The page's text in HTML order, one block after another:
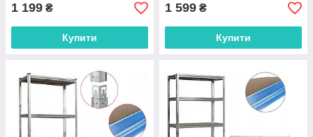
1 199 ₴
Купити
1 599 ₴
Купити